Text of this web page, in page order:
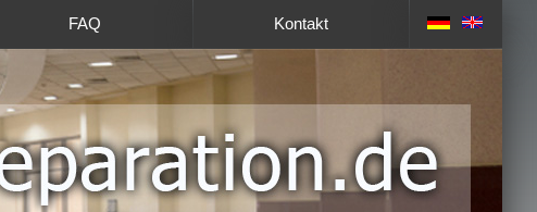
FAQ Kontakt